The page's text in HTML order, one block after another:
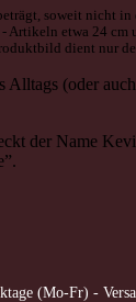
soweit nicht in
Artikeln etwa 24 cm
dient nur
Alltags (oder
der Name
(Mo-Fr) -